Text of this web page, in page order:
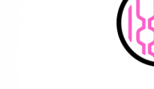
kokeilijoita
byrokratiaa, ideat
saan
kehittyä.